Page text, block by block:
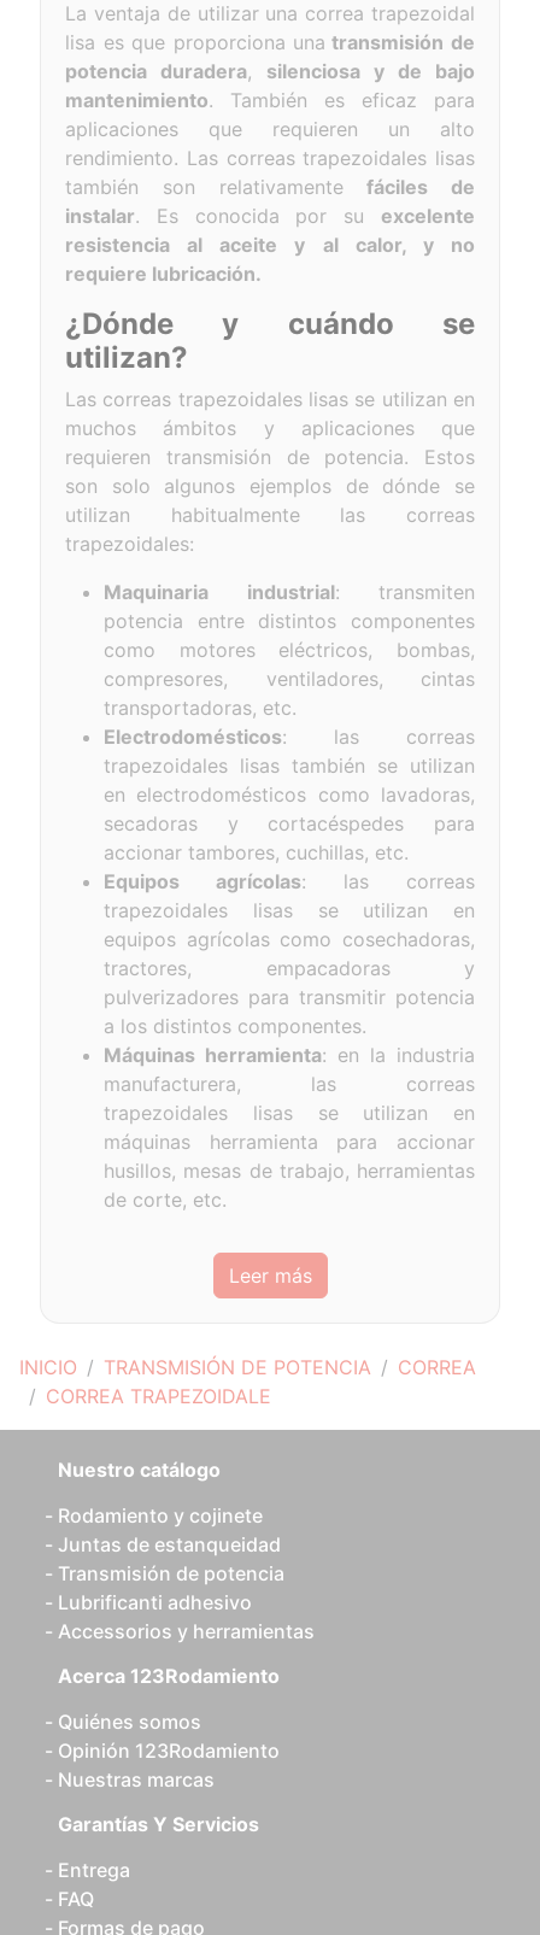
INICIO TRANSMISIÓN DE POTENCIA
CORREA
CORREA TRAPEZOIDALE
La ventaja de utilizar una correa trapezoidal
lisa es que proporciona una transmisión de
potencia duradera, silenciosa y de bajo
mantenimiento. También es eficaz para
aplicaciones que requieren un alto
rendimiento. Las correas trapezoidales lisas
también son relativamentefáciles de
instalar. Es conocida por su excelente
resistencia al aceite y al calor, y no
requiere lubricación.
¿Dónde y cuándo se
utilizan?
Las correas trapezoidales lisas se utilizan en
muchos ámbitos y aplicaciones que
requieren transmisión de potencia. Estos
son solo algunos ejemplos de dónde se
utilizan habitualmente las correas
trapezoidales:
Maquinaria industrial: transmiten
potencia entre distintos componentes
como motores eléctricos, bombas,
compresores, ventiladores, cintas
transportadoras, etc.
Electrodomésticos: las correas
trapezoidales lisas también se utilizan
en electrodomésticos como lavadoras,
secadoras y cortacéspedes para
accionar tambores, cuchillas, etc.
Equipos agrícolas: las correas
trapezoidales lisas se utilizan en
equipos agrícolas como cosechadoras,
tractores, empacadoras y
pulverizadores para transmitir potencia
a los distintos componentes.
Máquinas herramienta: en la industria
manufacturera, las correas
trapezoidales lisas se utilizan en
máquinas herramienta para accionar
husillos, mesas de trabajo, herramientas
de corte, etc.
Leer más
Nuestro catálogo
Rodamiento y cojinete
Juntas de estanqueidad
Transmisión de potencia
Lubrificanti adhesivo
Accessorios y herramientas
Acerca 123Rodamiento
Quiénes somos
Opinión 123Rodamiento
Nuestras marcas
Garantías Y Servicios
Entrega
FAQ
Formas de pago